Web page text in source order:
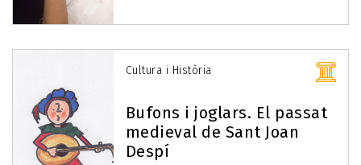
Cultura i Història
Bufons i joglars. El passat
medieval de Sant Joan
Despí